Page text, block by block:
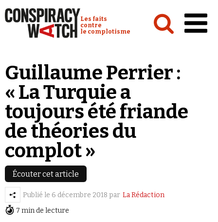
Conspiracy Watch :
Les faits
contre
le complotisme
Analyses
Conspipédia
Vidéos
Émissions
Revues de presse
Newsletter
Faire un don
Guillaume Perrier :
« La Turquie a
toujours été friande
de théories du
complot »
Écouter cet article
Publié le 6 décembre 2018 par La Rédaction
7 min de lecture